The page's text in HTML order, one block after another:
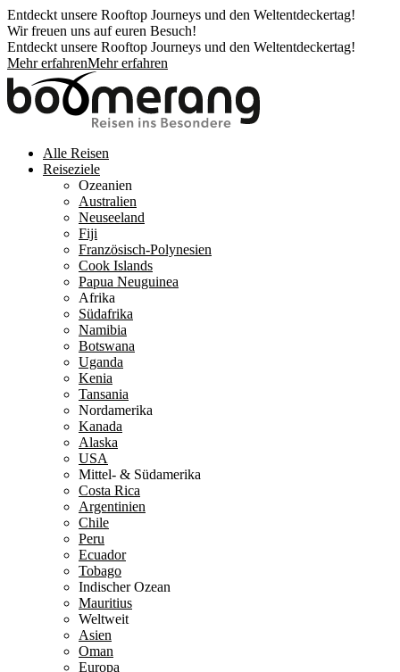
Entdeckt unsere Rooftop Journeys und den Weltentdeckertag!
Wir freuen uns auf euren Besuch!
Entdeckt unsere Rooftop Journeys und den Weltentdeckertag!
Mehr erfahrenMehr erfahren
Alle Reisen
Reiseziele
Ozeanien
Australien
Neuseeland
Fiji
Französisch-Polynesien
Cook Islands
Papua Neuguinea
Afrika
Südafrika
Namibia
Botswana
Uganda
Kenia
Tansania
Nordamerika
Kanada
Alaska
USA
Mittel- & Südamerika
Costa Rica
Argentinien
Chile
Peru
Ecuador
Tobago
Indischer Ozean
Mauritius
Weltweit
Asien
Oman
Europa